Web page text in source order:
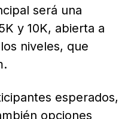
será una
y 10K, abierta a
niveles, que
esperados,
opciones